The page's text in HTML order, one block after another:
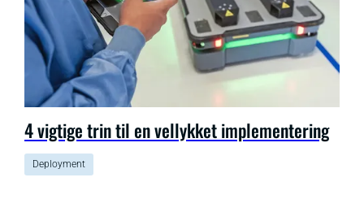
4 vigtige trin til en vellykket implementering
Deployment